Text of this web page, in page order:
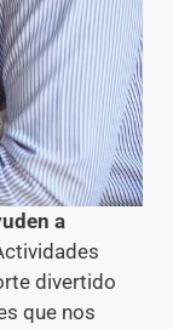
a
divertido
que nos